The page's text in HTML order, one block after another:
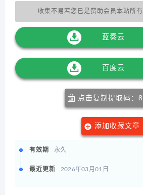
收集不易若您已是赞助会员本站所
蓝奏云
百度云
点击复制提取码：
添加收藏文章
有效期 永久
最近更新 2026年03月01日